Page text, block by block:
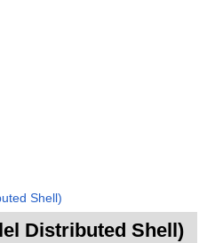
Shell)
Distributed Shell)